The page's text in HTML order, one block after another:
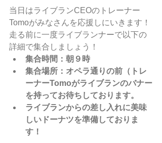
当日はライブランCEOのトレーナー
Tomoがみなさんを応援しにいきます！
走る前に一度ライブランナーで以下の
詳細で集合しましょう！
集合時間：朝９時
集合場所：オペラ通りの前（トレ
ーナーTomoがライブランのバナー
を持ってお待ちしております。
ライブランからの差し入れに美味
しいドーナツを準備しておりま
す！